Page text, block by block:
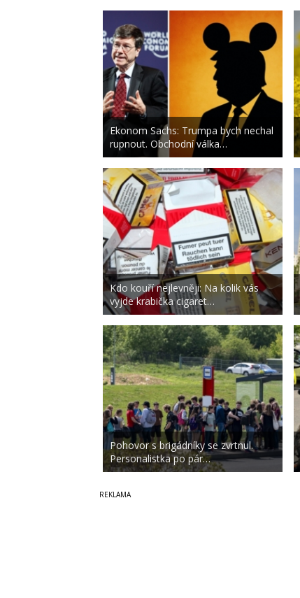
Ekonom Sachs: Trumpa bych nechal
rupnout. Obchodní válka…
Kdo kouří nejlevněji: Na kolik vás
vyjde krabička cigaret…
Pohovor s brigádníky se zvrtnul.
Personalistka po pár…